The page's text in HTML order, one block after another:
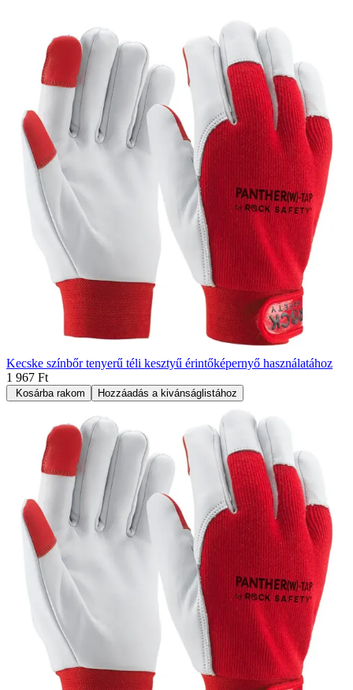
Kecske színbőr tenyerű téli kesztyű érintőképernyő használatához
1 967 Ft
Kosárba rakom Hozzáadás a kivánságlistához